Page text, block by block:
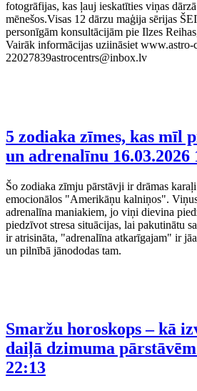
fotogrāfijas, kas ļauj ieskatīties viņas
mēnešos.Visas 12 dārzu maģija sērijas
personīgām konsultācijām pie Ilzes
Vairāk informācijas uziināsiet www.astro-
22027839astrocentrs@inbox.lv
5 zodiaka zīmes, kas mīl
un adrenalīnu 16.03.2026
Šo zodiaka zīmju pārstāvji ir drāmas
emocionālos "Amerikāņu kalniņos".
adrenalīna maniakiem, jo viņi dievina
piedzīvot stresa situācijas, lai pakutinātu
ir atrisināta, "adrenalīna atkarīgajam" ir
un pilnībā jānododas tam.
Smaržu horoskops – kā
daiļā dzimuma
22:13